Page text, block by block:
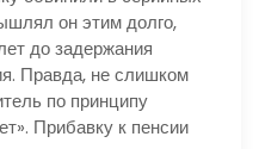
он этим долго,
до задержания
Правда, не слишком
по принципу
Прибавку к пенсии